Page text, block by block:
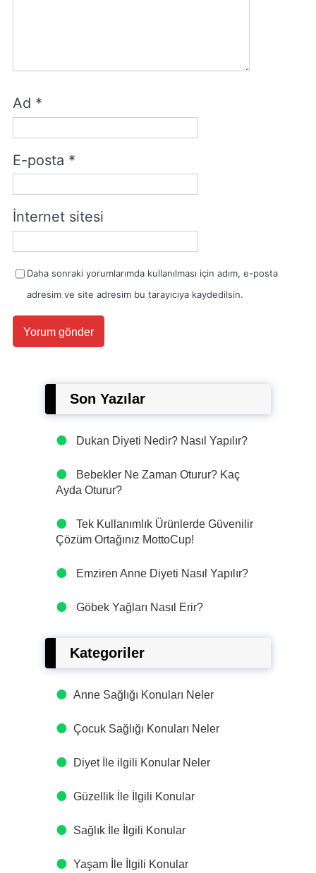
Ad *
E-posta *
İnternet sitesi
Daha sonraki yorumlarımda kullanılması için adım, e-posta
adresim ve site adresim bu tarayıcıya kaydedilsin.
Son Yazılar
Dukan Diyeti Nedir? Nasıl Yapılır?
Bebekler Ne Zaman Oturur? Kaç
Ayda Oturur?
Tek Kullanımlık Ürünlerde Güvenilir
Çözüm Ortağınız MottoCup!
Emziren Anne Diyeti Nasıl Yapılır?
Göbek Yağları Nasıl Erir?
Kategoriler
Anne Sağlığı Konuları Neler
Çocuk Sağlığı Konuları Neler
Diyet İle ilgili Konular Neler
Güzellik İle İlgili Konular
Sağlık İle İlgili Konular
Yaşam İle İlgili Konular